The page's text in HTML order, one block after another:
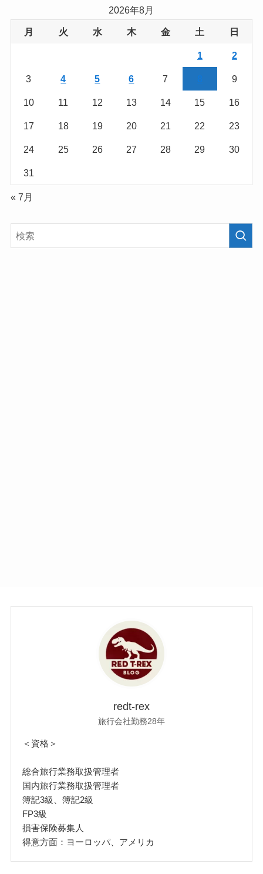
2026年8月
月 火 水 木 金 土 日
1 2
3 4 5 6 7 9
10 11 12 13 14 15 16
17 18 19 20 21 22 23
24 25 26 27 28 29 30
31
« 7月
redt-rex
旅行会社勤務28年
＜資格＞
総合旅行業務取扱管理者
国内旅行業務取扱管理者
簿記3級、簿記2級
FP3級
損害保険募集人
得意方面：ヨーロッパ、アメリカ